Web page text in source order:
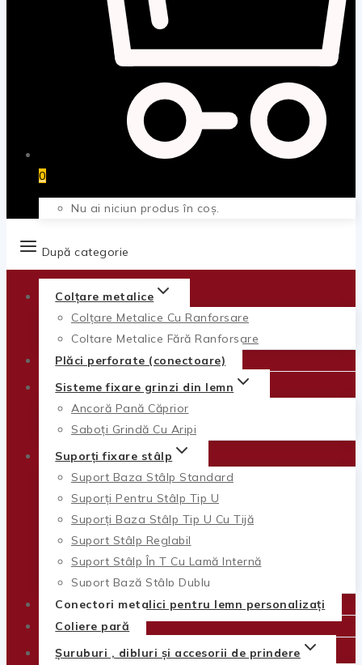
0
Nu ai niciun produs în coș.
După categorie
Colțare metalice
Colțare Metalice Cu Ranforsare
Colțare Metalice Fără Ranforsare
Plăci perforate (conectoare)
Sisteme fixare grinzi din lemn
Ancoră Pană Căprior
Saboți Grindă Cu Aripi
Suporți fixare stâlp
Suport Baza Stâlp Standard
Suporți Pentru Stâlp Tip U
Suporți Baza Stâlp Tip U Cu Tijă
Suport Stâlp Reglabil
Suport Stâlp În T Cu Lamă Internă
Suport Bază Stâlp Dublu
Conectori metalici pentru lemn personalizați
Coliere pară
Șuruburi , dibluri și accesorii de prindere